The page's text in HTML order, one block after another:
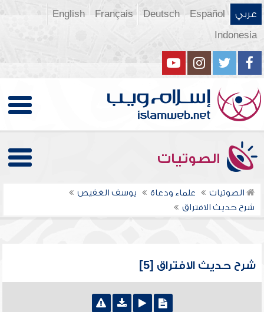
عربي Español
Deutsch
Français
English
Indonesia
الصوتيات
الصوتيات علماء ودعاة
يوسف الغفيص
شرح حديث الافتراق
شرح حديث الافتراق [5]